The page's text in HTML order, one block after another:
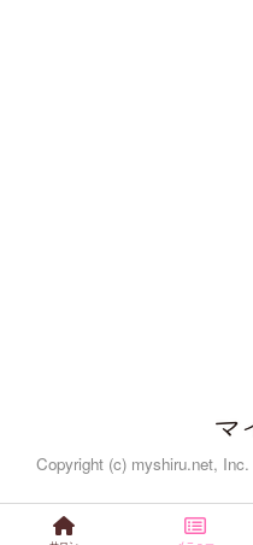
Copyright (c) myshiru.net,